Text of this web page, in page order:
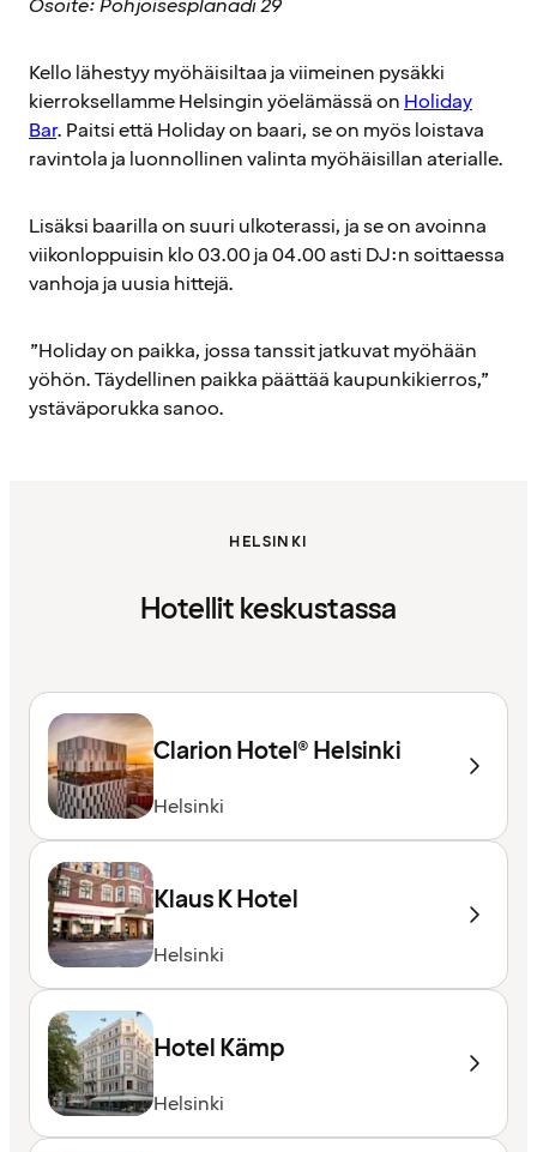
Osoite: Pohjoisesplanadi 29
Kello lähestyy myöhäisiltaa ja viimeinen pysäkki
kierroksellamme Helsingin yöelämässä on Holiday
Bar. Paitsi että Holiday on baari, se on myös loistava
ravintola ja luonnollinen valinta myöhäisillan aterialle.
Lisäksi baarilla on suuri ulkoterassi, ja se on avoinna
viikonloppuisin klo 03.00 ja 04.00 asti DJ:n soittaessa
vanhoja ja uusia hittejä.
”Holiday on paikka, jossa tanssit jatkuvat myöhään
yöhön. Täydellinen paikka päättää kaupunkikierros,”
ystäväporukka sanoo.
HELSINKI
Hotellit keskustassa
Clarion Hotel® Helsinki
Helsinki
Klaus K Hotel
Helsinki
Hotel Kämp
Helsinki